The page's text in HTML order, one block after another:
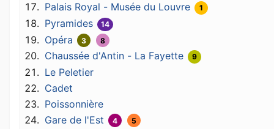
Palais Royal - Musée du Louvre
1
Pyramides 14
Opéra 3 8
Chaussée d'Antin - La Fayette 9
Le Peletier
Cadet
Poissonnière
Gare de l'Est
4 5